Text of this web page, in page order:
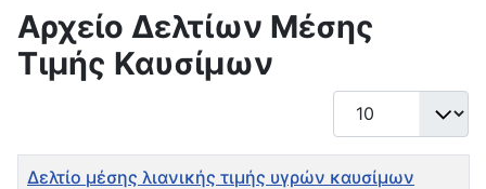
Αρχείο Δελτίων Μέσης
Τιμής Καυσίμων
Εμφάνιση #
Τίτλος
Δελτίο μέσης λιανικής τιμής υγρών καυσίμων